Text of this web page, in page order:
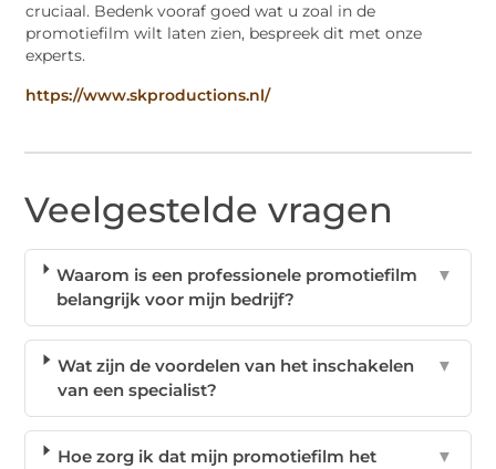
cruciaal. Bedenk vooraf goed wat u zoal in de
promotiefilm wilt laten zien, bespreek dit met onze
experts.
https://www.skproductions.nl/
Veelgestelde vragen
Waarom is een professionele promotiefilm
belangrijk voor mijn bedrijf?
▼
Wat zijn de voordelen van het inschakelen
van een specialist?
▼
Hoe zorg ik dat mijn promotiefilm het
▼